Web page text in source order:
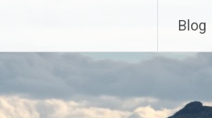
Blog